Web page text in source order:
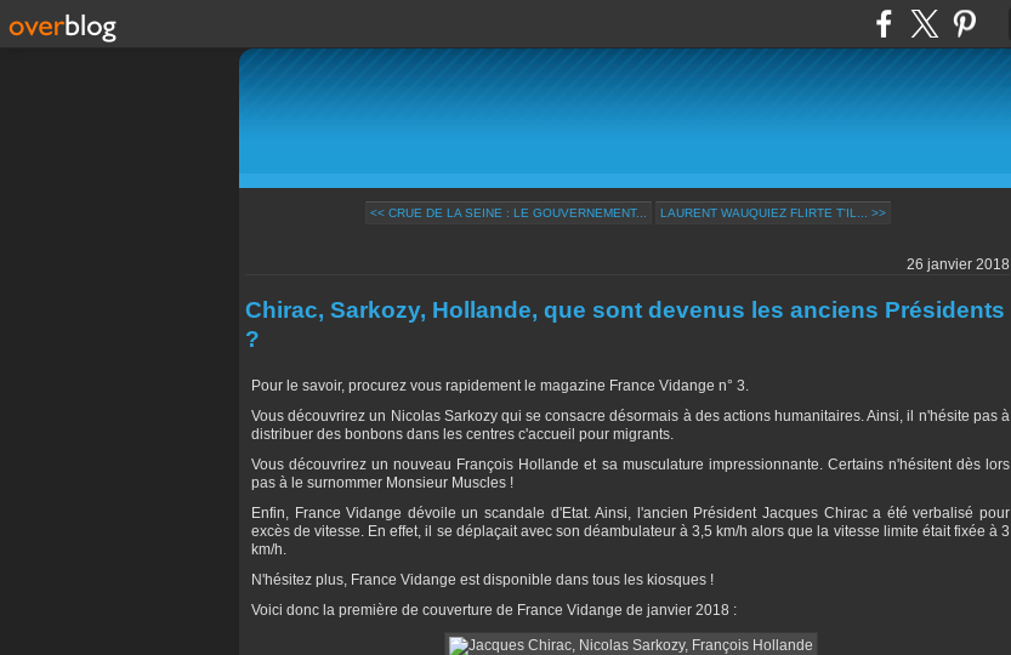
<< CRUE DE LA SEINE : LE GOUVERNEMENT... LAURENT WAUQUIEZ FLIRTE T'IL... >>
26 janvier 2018
Chirac, Sarkozy, Hollande, que sont devenus les anciens Présidents
?
Pour le savoir, procurez vous rapidement le magazine France Vidange n° 3.
Vous découvrirez un Nicolas Sarkozy qui se consacre désormais à des actions humanitaires. Ainsi, il n'hésite pas à
distribuer des bonbons dans les centres c'accueil pour migrants.
Vous découvrirez un nouveau François Hollande et sa musculature impressionnante. Certains n'hésitent dès lors
pas à le surnommer Monsieur Muscles !
Enfin, France Vidange dévoile un scandale d'Etat. Ainsi, l'ancien Président Jacques Chirac a été verbalisé pour
excès de vitesse. En effet, il se déplaçait avec son déambulateur à 3,5 km/h alors que la vitesse limite était fixée à 3
km/h.
N'hésitez plus, France Vidange est disponible dans tous les kiosques !
Voici donc la première de couverture de France Vidange de janvier 2018 :